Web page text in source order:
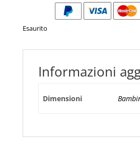
Esaurito
Informazioni
Dimensioni